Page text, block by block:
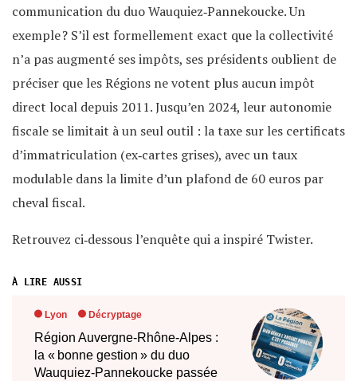
communication du duo Wauquiez‐Pannekoucke. Un
exemple ? S’il est formellement exact que la collectivité
n’a pas augmenté ses impôts, ses présidents oublient de
préciser que les Régions ne votent plus aucun impôt
direct local depuis 2011. Jusqu’en 2024, leur autonomie
fiscale se limitait à un seul outil : la taxe sur les certificats
d’immatriculation (ex‐cartes grises), avec un taux
modulable dans la limite d’un plafond de 60 euros par
cheval fiscal.
Retrouvez ci‐dessous l’enquête qui a inspiré Twister.